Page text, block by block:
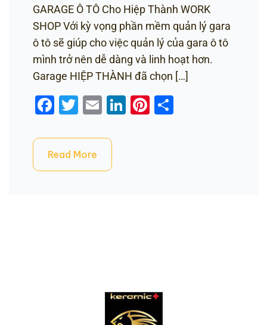
GARAGE Ô TÔ Cho Hiệp Thành WORK
SHOP Với kỳ vọng phần mềm quản lý gara
ô tô sẽ giúp cho việc quản lý của gara ô tô
mình trở nên dễ dàng và linh hoạt hơn.
Garage HIỆP THÀNH đã chọn […]
Facebook
Twitter
EmailLinkedIn
Pinterest
Read More